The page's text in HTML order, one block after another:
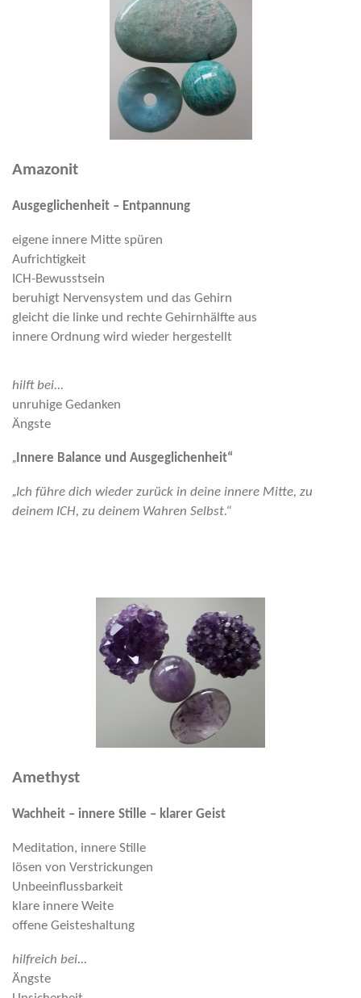
Amazonit
Ausgeglichenheit – Entpannung
eigene innere Mitte spüren
Aufrichtigkeit
ICH-Bewusstsein
beruhigt Nervensystem und das Gehirn
gleicht die linke und rechte Gehirnhälfte aus
innere Ordnung wird wieder hergestellt
hilft bei...
unruhige Gedanken
Ängste
„ Innere Balance und Ausgeglichenheit“
„Ich führe dich wieder zurück in deine innere Mitte, zu
deinem ICH, zu deinem Wahren Selbst.“
Amethyst
Wachheit – innere Stille – klarer Geist
Meditation, innere Stille
lösen von Verstrickungen
Unbeeinflussbarkeit
klare innere Weite
offene Geisteshaltung
hilfreich bei...
Ängste